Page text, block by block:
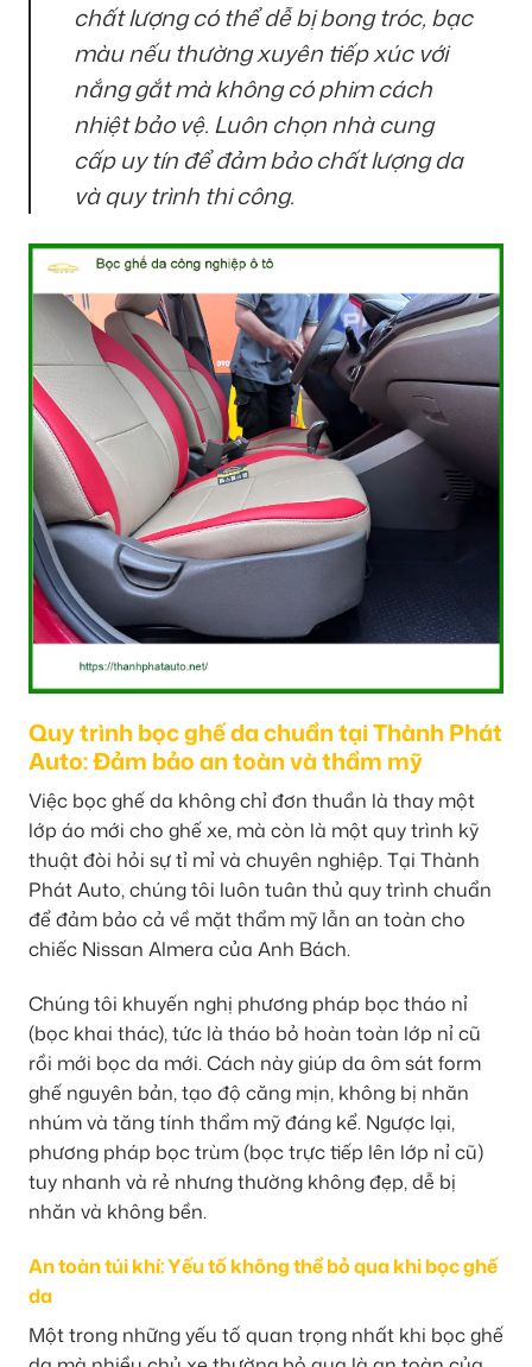
chất lượng có thể dễ bị bong tróc, bạc
màu nếu thường xuyên tiếp xúc với
nắng gắt mà không có phim cách
nhiệt bảo vệ. Luôn chọn nhà cung
cấp uy tín để đảm bảo chất lượng da
và quy trình thi công.
Quy trình bọc ghế da chuẩn tại Thành Phát
Auto: Đảm bảo an toàn và thẩm mỹ
Việc bọc ghế da không chỉ đơn thuần là thay một
lớp áo mới cho ghế xe, mà còn là một quy trình kỹ
thuật đòi hỏi sự tỉ mỉ và chuyên nghiệp. Tại Thành
Phát Auto, chúng tôi luôn tuân thủ quy trình chuẩn
để đảm bảo cả về mặt thẩm mỹ lẫn an toàn cho
chiếc Nissan Almera của Anh Bách.
Chúng tôi khuyến nghị phương pháp bọc tháo nỉ
(bọc khai thác), tức là tháo bỏ hoàn toàn lớp nỉ cũ
rồi mới bọc da mới. Cách này giúp da ôm sát form
ghế nguyên bản, tạo độ căng mịn, không bị nhăn
nhúm và tăng tính thẩm mỹ đáng kể. Ngược lại,
phương pháp bọc trùm (bọc trực tiếp lên lớp nỉ cũ)
tuy nhanh và rẻ nhưng thường không đẹp, dễ bị
nhăn và không bền.
An toàn túi khí: Yếu tố không thể bỏ qua khi bọc ghế
da
Một trong những yếu tố quan trọng nhất khi bọc ghế